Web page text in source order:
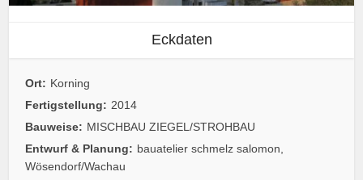
Eckdaten
Ort: Korning
Fertigstellung: 2014
Bauweise: MISCHBAU ZIEGEL/STROHBAU
Entwurf & Planung: bauatelier schmelz salomon,
Wösendorf/Wachau